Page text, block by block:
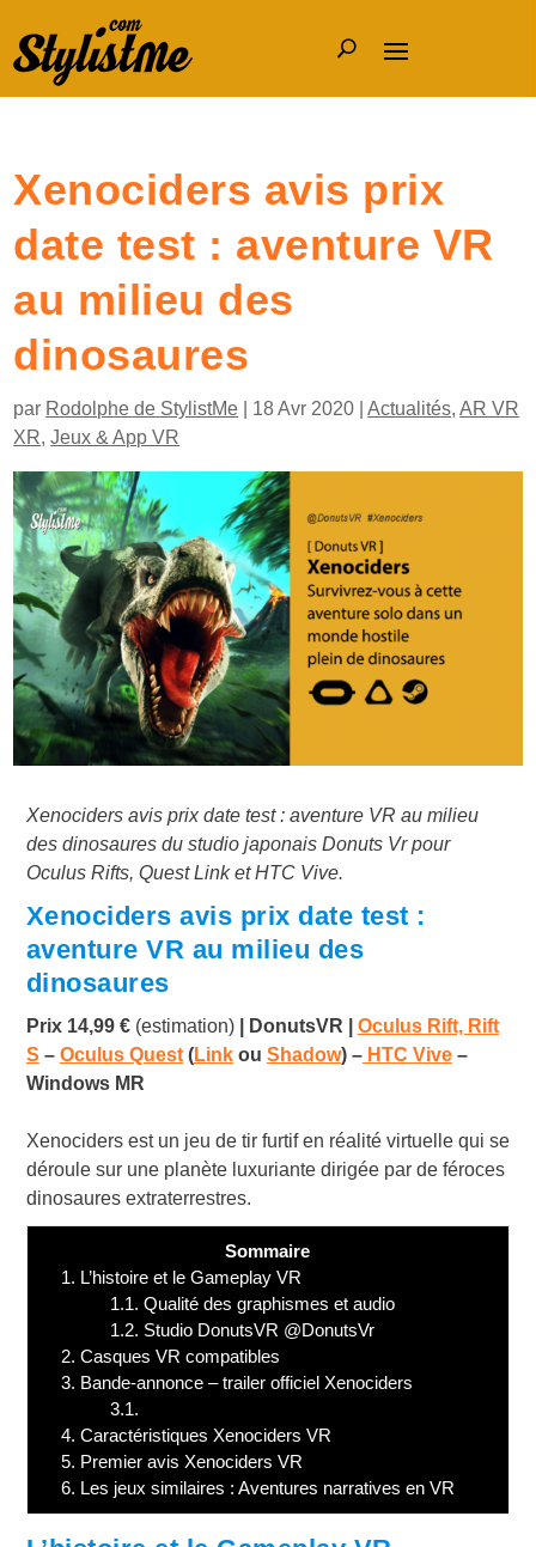
Xenociders avis prix
date test : aventure VR
au milieu des
dinosaures
par Rodolphe de StylistMe 18 Avr 2020 |Actualités,AR VR
XR,Jeux & App VR
Xenociders avis prix date test : aventure VR au milieu
des dinosaures du studio japonais Donuts Vr pour
Oculus Rifts, Quest Link et HTC Vive.
Xenociders avis prix date test :
aventure VR au milieu des
dinosaures
Prix 14,99 €(estimation)| DonutsVR
Oculus Rift, Rift
S ​ – Oculus Quest(Linkou Shadow) –HTC Vive–
Windows MR
Xenociders est un jeu de tir furtif en réalité virtuelle qui se
déroule sur une planète luxuriante dirigée par de féroces
dinosaures extraterrestres.
Sommaire
1. L’histoire et le Gameplay VR
1.1. Qualité des graphismes et audio
1.2. Studio DonutsVR @DonutsVr
2. Casques VR compatibles
3. Bande-annonce – trailer officiel Xenociders
3.1.
4. Caractéristiques Xenociders VR
5. Premier avis Xenociders VR
6. Les jeux similaires : Aventures narratives en VR